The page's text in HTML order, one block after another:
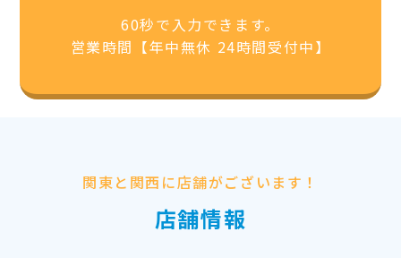
60秒で入力できます。
営業時間【年中無休 24時間受付中】
関東と関西に店舗がございます！
店舗情報